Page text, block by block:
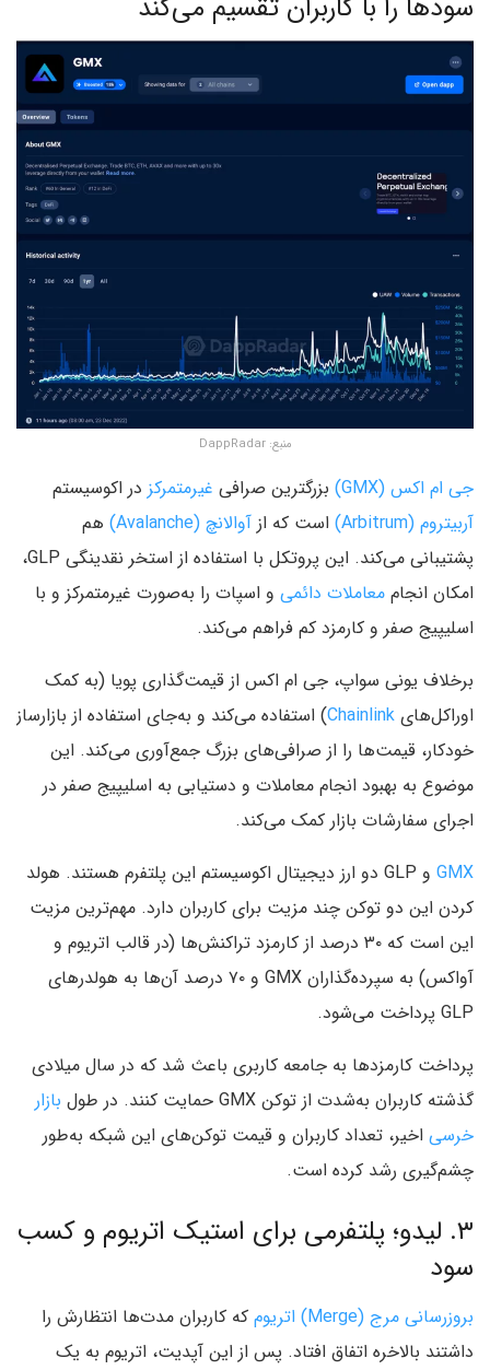
سودها را با کاربران تقسیم می‌کند
منبع:‌ DappRadar
جی ام ‌اکس (GMX) بزرگترین صرافی غیرمتمرکز در اکوسیستم
آربیتروم (Arbitrum)
است که از آوالانچ (Avalanche)
هم
پشتیبانی می‌کند. این پروتکل با استفاده از استخر نقدینگی GLP،
امکان انجام معاملات دائمی و اسپات را به‌صورت غیرمتمرکز و با
اسلیپیج صفر و کارمزد کم فراهم می‌کند.
برخلاف یونی سواپ، جی ام اکس از قیمت‌گذاری پویا (به کمک
اوراکل‌های Chainlink) استفاده می‌کند و به‌جای استفاده از بازارساز
خودکار، قیمت‌ها را از صرافی‌های بزرگ جمع‌آوری می‌کند. این
موضوع به بهبود انجام معاملات و دستیابی به اسلیپیج صفر در
اجرای سفارشات بازار کمک می‌کند.
GMX
و GLP دو ارز دیجیتال اکوسیستم این پلتفرم هستند. هولد
کردن این دو توکن چند مزیت برای کاربران دارد. مهم‌ترین مزیت
این است که ۳۰ درصد از کارمزد تراکنش‌ها (در قالب اتریوم و
آواکس) به سپرده‌گذاران GMX و ۷۰ درصد آن‌ها به هولدرهای
GLP پرداخت می‌شود.
پرداخت کارمزدها به جامعه کاربری باعث شد که در سال میلادی
گذشته کاربران به‌شدت از توکن GMX حمایت کنند. در طول
بازار
خرسی اخیر، تعداد کاربران و قیمت توکن‌های این شبکه به‌طور
چشم‌گیری رشد کرده است.
۳. لیدو؛ پلتفرمی برای استیک اتریوم و کسب
سود
بروزرسانی مرج (Merge) اتریوم
که کاربران مدت‌ها انتظارش را
داشتند بالاخره اتفاق افتاد. پس از این آپدیت، اتریوم به یک